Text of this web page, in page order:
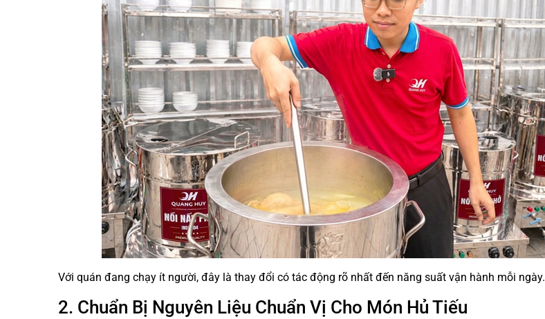
Với quán đang chạy ít người, đây là thay đổi có tác động rõ nhất đến năng suất vận hành mỗi ngày.
2. Chuẩn Bị Nguyên Liệu Chuẩn Vị Cho Món Hủ Tiếu